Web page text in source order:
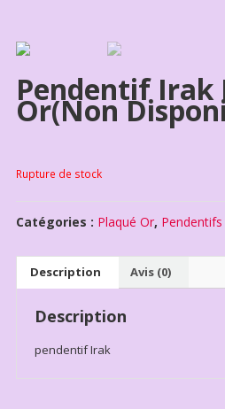
Pendentif Irak
Or(non
Rupture de stock
Catégories : Plaqué Or, Pendentifs
Description Avis (0)
Description
pendentif Irak